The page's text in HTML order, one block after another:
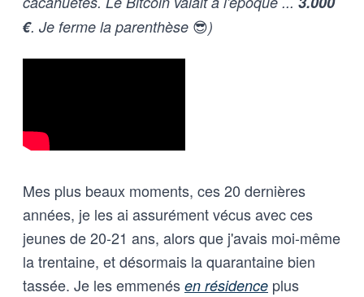
€. Je ferme la parenthèse 😎)
Mes plus beaux moments, ces 20 dernières
années, je les ai assurément vécus avec ces
jeunes de 20-21 ans, alors que j'avais moi-même
la trentaine, et désormais la quarantaine bien
tassée. Je les emmenés en résidence plus